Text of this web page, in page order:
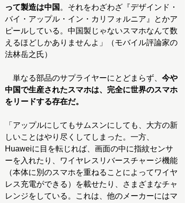
って製造は中国 。それをわざわざ『デザインド・
バイ・アップル・イン・カリフォルニア』とかア
ピールしている。中国製じゃないスマホなんて数
えるほどしかありませんよ」（モバイル評論家の
法林岳之氏）
単なる部品のサプライヤーにとどまらず、 今や
中国で生産されたスマホは、完全に世界のスマホ
をリードする存在だ。
「アップルにしてもサムスンにしても、大方の新
しいことはやり尽くしてしまった。一方、
Huaweiに目を転じれば、画面の中に指紋センサ
ーを入れたり、ワイヤレスリバースチャージ機能
（本体に別のスマホを重ねることによってワイヤ
レス充電ができる）を載せたり、さまざまなチャ
レンジをしている。これは、他のメーカーにはマ